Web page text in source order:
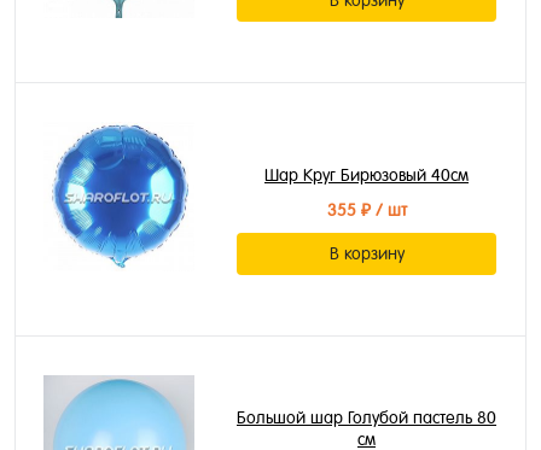
Шар Круг Бирюзовый 40см
355 ₽/ шт
В корзину
Большой шар Голубой пастель 80
см